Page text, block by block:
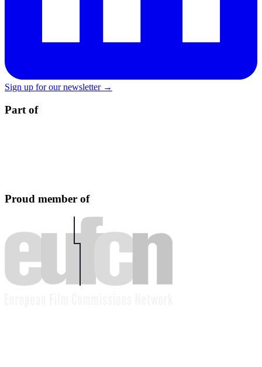
Sign up for our newsletter →
Part of
Proud member of